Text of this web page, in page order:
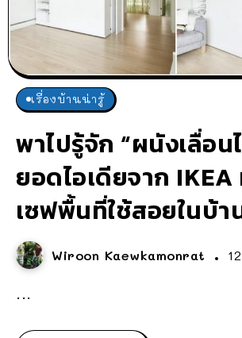
เรื่องบ้านน่ารู้
พาไปรู้จัก “ผนังเลื่อน
ยอดไอเดียจาก IKEA
เซฟพื้นที่ใช้สอยในบ้า
Wiroon Kaewkamonrat
...